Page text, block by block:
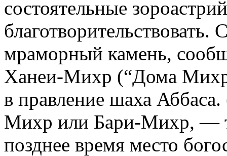
состоятельные
мраморный камень,
Ханеи-Михр (“Дома
в правление шаха
Михр или Бари-Михр, —
позднее время место